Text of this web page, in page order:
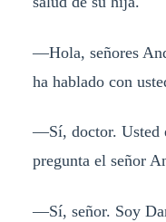
—Hola, señores
ha hablado con
—Sí, doctor. Usted
pregunta el señor
—Sí, señor. Soy